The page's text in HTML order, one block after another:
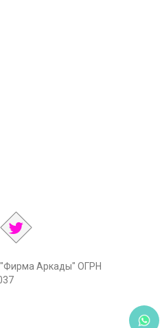
Аркады" ОГРН